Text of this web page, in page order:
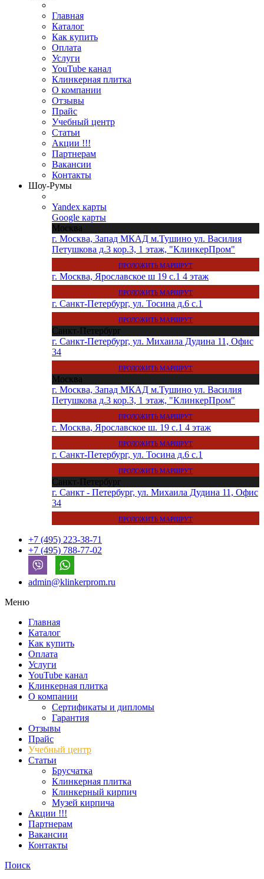
Главная
Каталог
Как купить
Оплата
Услуги
YouTube канал
Клинкерная плитка
О компании
Отзывы
Прайс
Учебный центр
Статьи
Акции !!!
Партнерам
Вакансии
Контакты
Шоу-Румы
Yandex карты
Google карты
Москва
г. Москва, Запад МКАД м.Тушино ул. Василия
Петушкова д.3 кор.3, 1 этаж, "КлинкерПром"
ПРОЛОЖИТЬ МАРШРУТ
г. Москва, Ярославское ш 19 с.1 4 этаж
ПРОЛОЖИТЬ МАРШРУТ
г. Санкт-Петербург, ул. Тосина д.6 с.1
ПРОЛОЖИТЬ МАРШРУТ
Санкт-Петербург
г. Санкт-Петербург, ул. Михаила Дудина 11, Офис
34
ПРОЛОЖИТЬ МАРШРУТ
Москва
г. Москва, Запад МКАД м.Тушино ул. Василия
Петушкова д.3 кор.3, 1 этаж, "КлинкерПром"
ПРОЛОЖИТЬ МАРШРУТ
г. Москва, Ярославское ш. 19 с.1 4 этаж
ПРОЛОЖИТЬ МАРШРУТ
г. Санкт-Петербург, ул. Тосина д.6 с.1
ПРОЛОЖИТЬ МАРШРУТ
Санкт-Петербург
г. Санкт - Петербург, ул. Михаила Дудина 11, Офис
34
ПРОЛОЖИТЬ МАРШРУТ
+7 (495) 223-38-71
+7 (495) 788-77-02
admin@klinkerprom.ru
Меню
Главная
Каталог
Как купить
Оплата
Услуги
YouTube канал
Клинкерная плитка
О компании
Сертификаты и дипломы
Гарантия
Отзывы
Прайс
Учебный центр
Статьи
Брусчатка
Клинкерная плитка
Клинкерный кирпич
Музей кирпича
Акции !!!
Партнерам
Вакансии
Контакты
Поиск